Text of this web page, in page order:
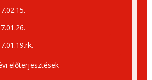
előterjesztések